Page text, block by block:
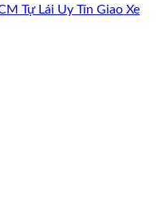
Tự Lái Uy Tín Giao Xe